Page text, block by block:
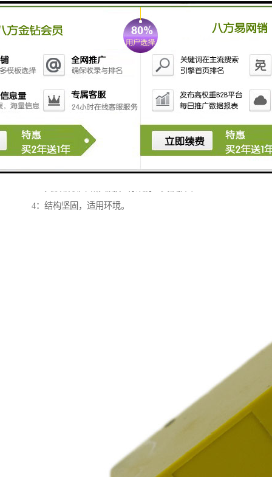
方形接近开关特点：
1：方形外壳结构，贴面安装，
2：电源极性保护(直流)有输出短路保护。
4：结构坚固，适用环境。